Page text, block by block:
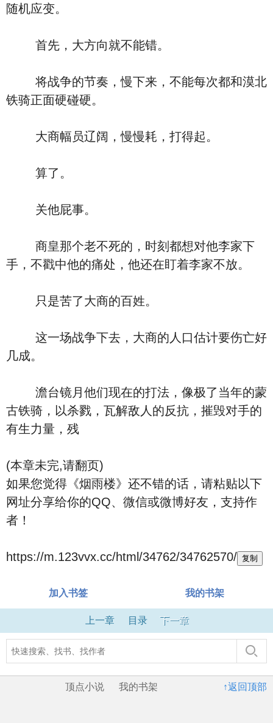
随机应变。
首先，大方向就不能错。
将战争的节奏，慢下来，不能每次都和漠北
铁骑正面硬碰硬。
大商幅员辽阔，慢慢耗，打得起。
算了。
关他屁事。
商皇那个老不死的，时刻都想对他李家下
手，不戳中他的痛处，他还在盯着李家不放。
只是苦了大商的百姓。
这一场战争下去，大商的人口估计要伤亡好
几成。
澹台镜月他们现在的打法，像极了当年的蒙
古铁骑，以杀戮，瓦解敌人的反抗，摧毁对手的
有生力量，残
(本章未完,请翻页)
如果您觉得《烟雨楼》还不错的话，请粘贴以下
网址分享给你的QQ、微信或微博好友，支持作
者！
https://m.123vvx.cc/html/34762/34762570/ 复制
加入书签 我的书架
上一章 目录 下一章
↑返回顶部
顶点小说 我的书架